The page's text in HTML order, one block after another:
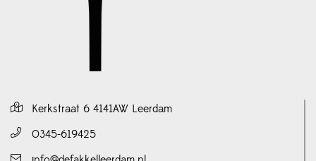
Kerkstraat 6 4141AW Leerdam
0345-619425